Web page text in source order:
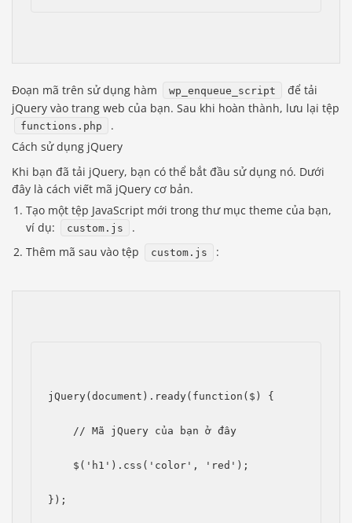
Đoạn mã trên sử dụng hàm wp_enqueue_script
để tải
jQuery vào trang web của bạn. Sau khi hoàn thành, lưu lại tệp
functions.php
.
Cách sử dụng jQuery
Khi bạn đã tải jQuery, bạn có thể bắt đầu sử dụng nó. Dưới
đây là cách viết mã jQuery cơ bản.
Tạo một tệp JavaScript mới trong thư mục theme của bạn,
ví dụ:
custom.js
.
Thêm mã sau vào tệp
custom.js :
jQuery(document).ready(function($) {
    // Mã jQuery của bạn ở đây
    $('h1').css('color', 'red');
});